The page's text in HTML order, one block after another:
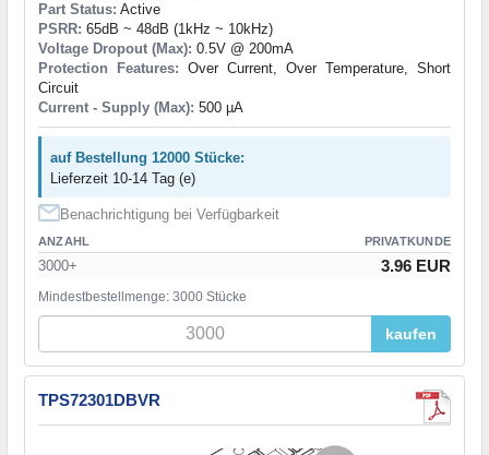
Part Status: Active
PSRR: 65dB ~ 48dB (1kHz ~ 10kHz)
Voltage Dropout (Max): 0.5V @ 200mA
Protection Features: Over Current, Over Temperature, Short
Circuit
Current - Supply (Max): 500 µA
auf Bestellung 12000 Stücke:
Lieferzeit 10-14 Tag (e)
Benachrichtigung bei Verfügbarkeit
ANZAHL PRIVATKUNDE
3000+ 3.96 EUR
Mindestbestellmenge: 3000 Stücke
kaufen
TPS72301DBVR